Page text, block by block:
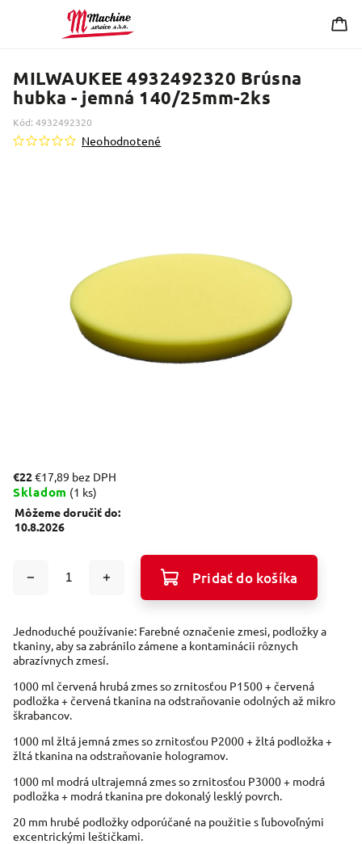
MILWAUKEE 4932492320 Brúsna
hubka - jemná 140/25mm-2ks
Kód: 4932492320
Neohodnotené
€22€17,89 bez DPH
Skladom (1 ks)
Môžeme doručiť do:
10.8.2026
Pridať do košíka
Jednoduché používanie: Farebné označenie zmesi, podložky a
tkaniny, aby sa zabránilo zámene a kontaminácii rôznych
abrazívnych zmesí.
1000 ml červená hrubá zmes so zrnitosťou P1500 + červená
podložka + červená tkanina na odstraňovanie odolných až mikro
škrabancov.
1000 ml žltá jemná zmes so zrnitosťou P2000 + žltá podložka +
žltá tkanina na odstraňovanie hologramov.
1000 ml modrá ultrajemná zmes so zrnitosťou P3000 + modrá
podložka + modrá tkanina pre dokonalý lesklý povrch.
20 mm hrubé podložky odporúčané na použitie s ľubovoľnými
excentrickými leštičkami.